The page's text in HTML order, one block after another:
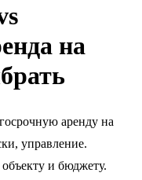
на
аренду на
управление.
и бюджету.